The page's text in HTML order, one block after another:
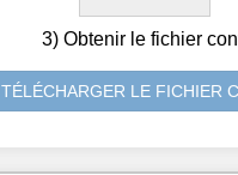
3) Obtenir le fichier
TÉLÉCHARGER LE FICHIER